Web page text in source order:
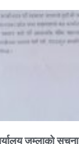
जुम्लाकाे सुचना